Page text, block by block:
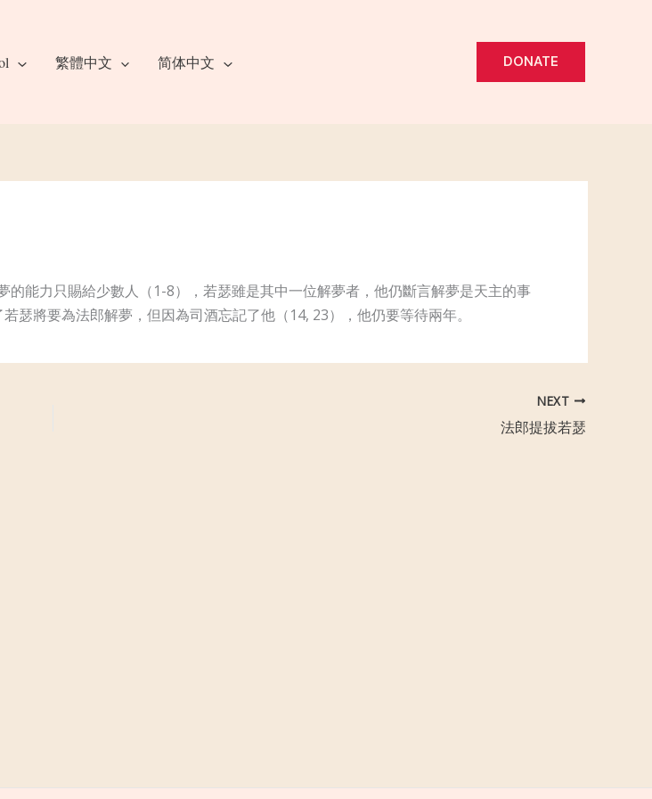
繁體中文 简体中文 DONATE
能力只賜給少數人（1-8），若瑟雖是其中一位解夢者，他仍斷言解夢是天主的事
瑟將要為法郎解夢，但因為司酒忘記了他（14, 23），他仍要等待兩年。
NEXT
法郎提拔若瑟